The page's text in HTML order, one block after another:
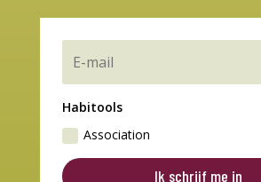
Habitools
Association
Ik schrijf me in